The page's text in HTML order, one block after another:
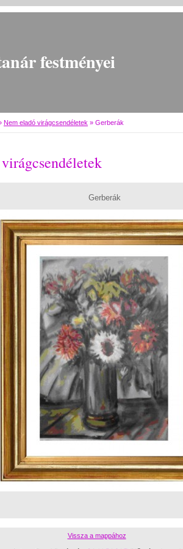
festményei
Nem eladó virágcsendéletek » Gerberák
Gerberák
Vissza a mappához